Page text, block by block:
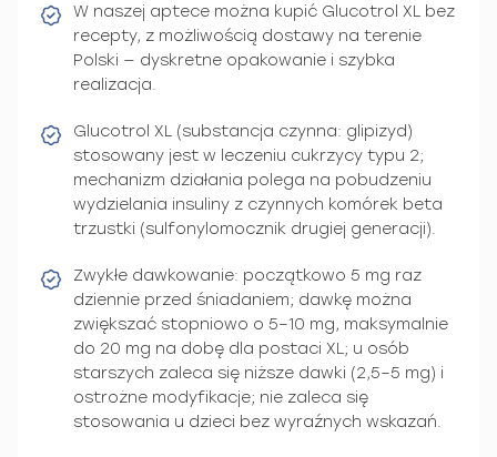
W naszej aptece można kupić Glucotrol XL bez
recepty, z możliwością dostawy na terenie
Polski — dyskretne opakowanie i szybka
realizacja.
Glucotrol XL (substancja czynna: glipizyd)
stosowany jest w leczeniu cukrzycy typu 2;
mechanizm działania polega na pobudzeniu
wydzielania insuliny z czynnych komórek beta
trzustki (sulfonylomocznik drugiej generacji).
Zwykłe dawkowanie: początkowo 5 mg raz
dziennie przed śniadaniem; dawkę można
zwiększać stopniowo o 5–10 mg, maksymalnie
do 20 mg na dobę dla postaci XL; u osób
starszych zaleca się niższe dawki (2,5–5 mg) i
ostrożne modyfikacje; nie zaleca się
stosowania u dzieci bez wyraźnych wskazań.